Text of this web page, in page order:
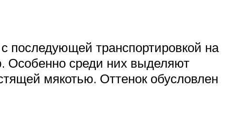
последующей транспортировкой на
Особенно среди них выделяют
мякотью. Оттенок обусловлен